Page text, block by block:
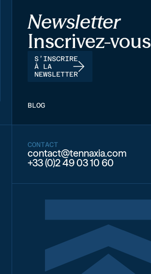
Newsletter
Inscrivez-vous
S’INSCRIRE
À LA
NEWSLETTER
BLOG
CONTACT
contact@tennaxia.com
+33 (0)2 49 03 10 60